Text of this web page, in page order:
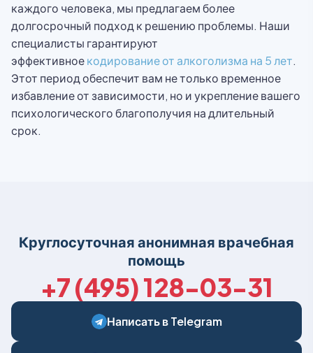
каждого человека, мы предлагаем более
долгосрочный подход к решению проблемы. Наши
специалисты гарантируют
эффективноекодирование от алкоголизма на 5 лет.
Этот период обеспечит вам не только временное
избавление от зависимости, но и укрепление вашего
психологического благополучия на длительный
срок.
Круглосуточная анонимная врачебная
помощь
+7 (495) 128-03-31
Написать в Telegram